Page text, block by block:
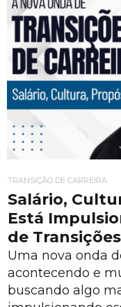
TRANSIÇÃO DE CARREIRA
Salário,
Está
de
Uma nova onda
acontecendo e
buscando algo